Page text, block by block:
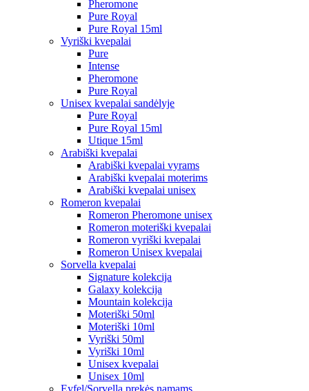
Pheromone
Pure Royal
Pure Royal 15ml
Vyriški kvepalai
Pure
Intense
Pheromone
Pure Royal
Unisex kvepalai sandėlyje
Pure Royal
Pure Royal 15ml
Utique 15ml
Arabiški kvepalai
Arabiški kvepalai vyrams
Arabiški kvepalai moterims
Arabiški kvepalai unisex
Romeron kvepalai
Romeron Pheromone unisex
Romeron moteriški kvepalai
Romeron vyriški kvepalai
Romeron Unisex kvepalai
Sorvella kvepalai
Signature kolekcija
Galaxy kolekcija
Mountain kolekcija
Moteriški 50ml
Moteriški 10ml
Vyriški 50ml
Vyriški 10ml
Unisex kvepalai
Unisex 10ml
Eyfel/Sorvella prekės namams